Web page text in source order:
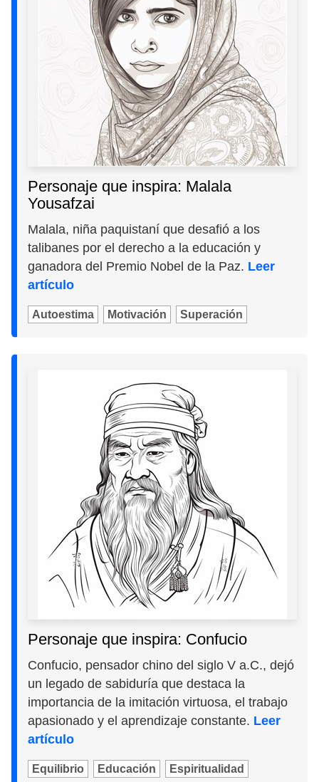
Personaje que inspira: Malala
Yousafzai
Malala, niña paquistaní que desafió a los
talibanes por el derecho a la educación y
ganadora del Premio Nobel de la Paz. Leer
artículo
Autoestima Motivación Superación
Personaje que inspira: Confucio
Confucio, pensador chino del siglo V a.C., dejó
un legado de sabiduría que destaca la
importancia de la imitación virtuosa, el trabajo
apasionado y el aprendizaje constante. Leer
artículo
Equilibrio Educación Espiritualidad